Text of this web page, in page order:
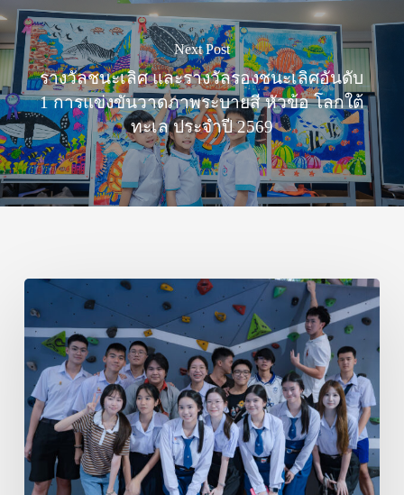
Next Post
รางวัลชนะเลิศ และรางวัลรองชนะเลิศอันดับ
1 การแข่งขันวาดภาพระบายสี หัวข้อ โลกใต้
ทะเล ประจำปี 2569
ศิษย์
เก่า
บุณย
รักษ์
มา
ร่วม
รำลึก
พระคุณ
ของ
คุณครู